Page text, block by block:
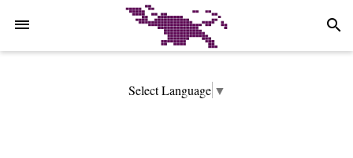
search
Select Language ▼